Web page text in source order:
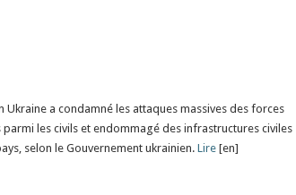
a condamné les attaques massives des forces
les civils et endommagé des infrastructures civiles
selon le Gouvernement ukrainien. Lire [en]